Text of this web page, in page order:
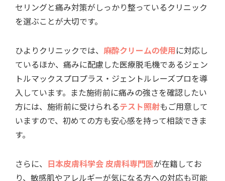
セリングと痛み対策がしっかり整っているクリニック
を選ぶことが大切です。
ひよりクリニックでは、 麻酔クリームの使用に対応し
ているほか、痛みに配慮した医療脱毛機であるジェン
トルマックスプロプラス・ジェントルレーズプロを導
入しています。また施術前に痛みの強さを確認したい
方には、施術前に受けられるテスト照射もご用意して
いますので、初めての方も安心感を持って相談できま
す。
さらに、 日本皮膚科学会 皮膚科専門医が在籍してお
り、敏感肌やアレルギーが気になる方への対応も可能